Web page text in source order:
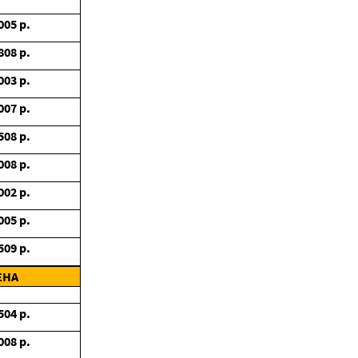
р.
р.
р.
р.
р.
р.
р.
р.
р.
р.
р.